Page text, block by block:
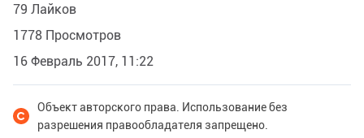
79 Лайков
1778 Просмотров
16 Февраль 2017, 11:22
Объект авторского права. Использование без
разрешения правообладателя запрещено.